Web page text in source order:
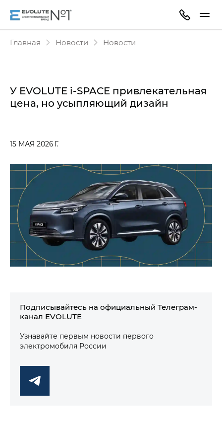
Главная Новости Новости
У EVOLUTE i‑SPACE привлекательная
цена, но усыпляющий дизайн
15 МАЯ 2026 Г.
Подписывайтесь на официальный Телеграм-
канал EVOLUTE
Узнавайте первым новости первого
электромобиля России